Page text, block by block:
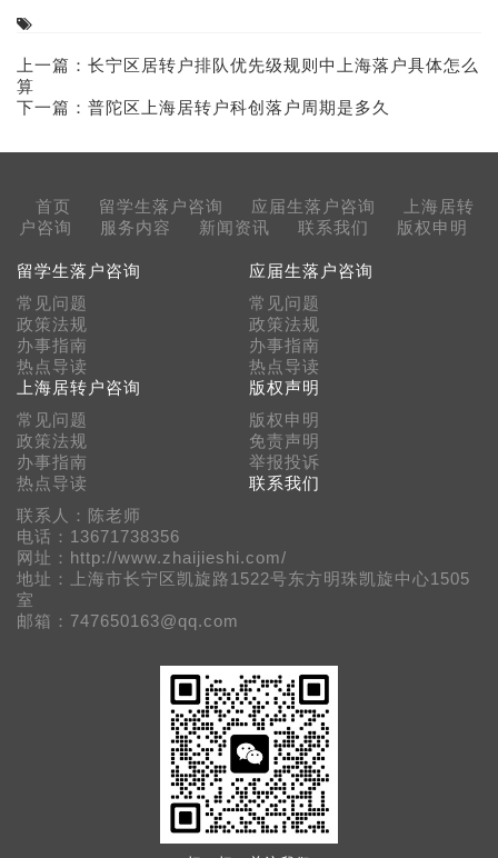
上一篇： 长宁区居转户排队优先级规则中上海落户具体怎么
算
下一篇： 普陀区上海居转户科创落户周期是多久
首页 留学生落户咨询 应届生落户咨询
上海居转
户咨询
服务内容 新闻资讯 联系我们 版权申明
留学生落户咨询
常见问题
政策法规
办事指南
热点导读
应届生落户咨询
常见问题
政策法规
办事指南
热点导读
上海居转户咨询
常见问题
政策法规
办事指南
热点导读
版权声明
版权申明
免责声明
举报投诉
联系我们
联系人：陈老师
电话：13671738356
网址：http://www.zhaijieshi.com/
地址：上海市长宁区凯旋路1522号东方明珠凯旋中心1505
室
邮箱：747650163@qq.com